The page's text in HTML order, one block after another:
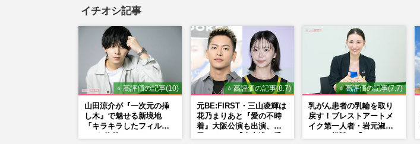
イチオシ記事
⭐ 高評価の記事(10)
山田涼介が『一次元の挿
し木』で魅せる新境地
「キラキラしたフィルタ
⭐ 高評価の記事(8.7)
元BE:FIRST・三山凌輝は
花乃まりあと『愛の不時
着』大阪公演も出演、趣
⭐ 高評価の記事(7.7)
乳がん患者の乳輪を取り
戻す！ブレストアートメ
イク第一人者・岩元淑子